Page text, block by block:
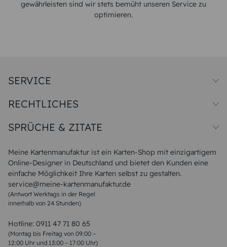
gewährleisten sind wir stets bemüht unseren Service zu
optimieren.
Meine Kartenmanufaktur ist ein Karten-Shop mit einzigartigem
Online-Designer in Deutschland und bietet den Kunden eine
einfache Möglichkeit Ihre Karten selbst zu gestalten.
service@meine-kartenmanufaktur.de
(Antwort Werktags in der Regel
innerhalb von 24 Stunden)
Hotline: 0911 47 71 80 65
(Montag bis Freitag von 09:00 –
12:00 Uhr und 13:00 – 17:00 Uhr)
SERVICE
Papiersorten
Unsere Produktion
Magazin
FAQ
RECHTLICHES
Widerrufsbelehrung
SPRÜCHE & ZITATE
Liebeskummer Sprüche
Sommer Sprüche
Muttertagssprüche
Sprüche zur Hochzeit
Sprüche zur Konfirmation & Kommunion
Weihnachtsgedichte
Liebessprüche
Geburtstagssprüche
Trauersprüche